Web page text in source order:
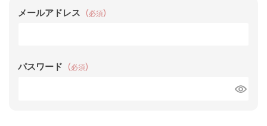
メールアドレス (必須)
パスワード (必須)